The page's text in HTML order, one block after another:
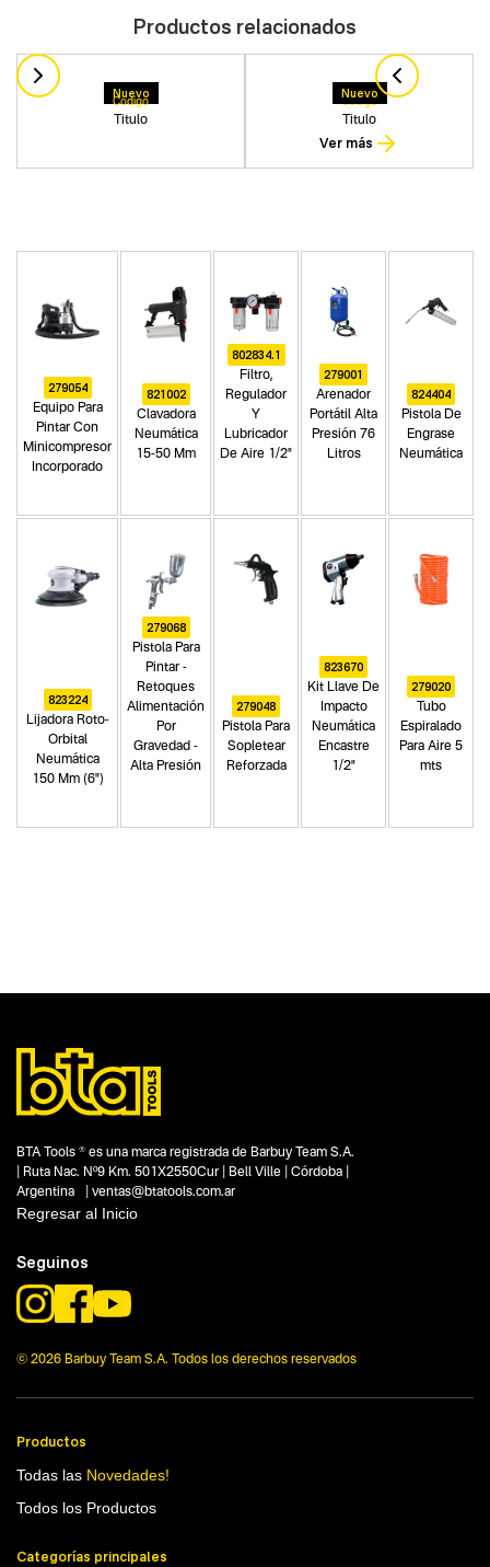
Productos relacionados
Nuevo
Titulo
Codigo
Nuevo
Titulo
Codigo
Ver más
279054
Equipo Para
Pintar Con
Minicompresor
Incorporado
821002
Clavadora
Neumática
15-50 Mm
802834.1
Filtro,
Regulador
Y
Lubricador
De Aire 1/2"
279001
Arenador
Portátil Alta
Presión 76
Litros
824404
Pistola De
Engrase
Neumática
823224
Lijadora Roto-
Orbital
Neumática
150 Mm (6")
279068
Pistola Para
Pintar -
Retoques
Alimentación
Por
Gravedad -
Alta Presión
279048
Pistola Para
Sopletear
Reforzada
823670
Kit Llave De
Impacto
Neumática
Encastre
1/2"
279020
Tubo
Espiralado
Para Aire 5
mts
Segmentos - pendiente
Talleres
Automotor
Capacidad
No items found.
Funcion o uso
5 mts
Tecnologia
No items found.
BTA Tools ® es una marca registrada de Barbuy Team S.A.
| Ruta Nac. Nº9 Km. 501X2550Cur | Bell Ville | Córdoba |
Argentina | ventas@btatools.com.ar
Regresar al Inicio
Seguinos
© 2026 Barbuy Team S.A. Todos los derechos reservados
Productos
Todas las Novedades!
Todos los Productos
Categorías principales